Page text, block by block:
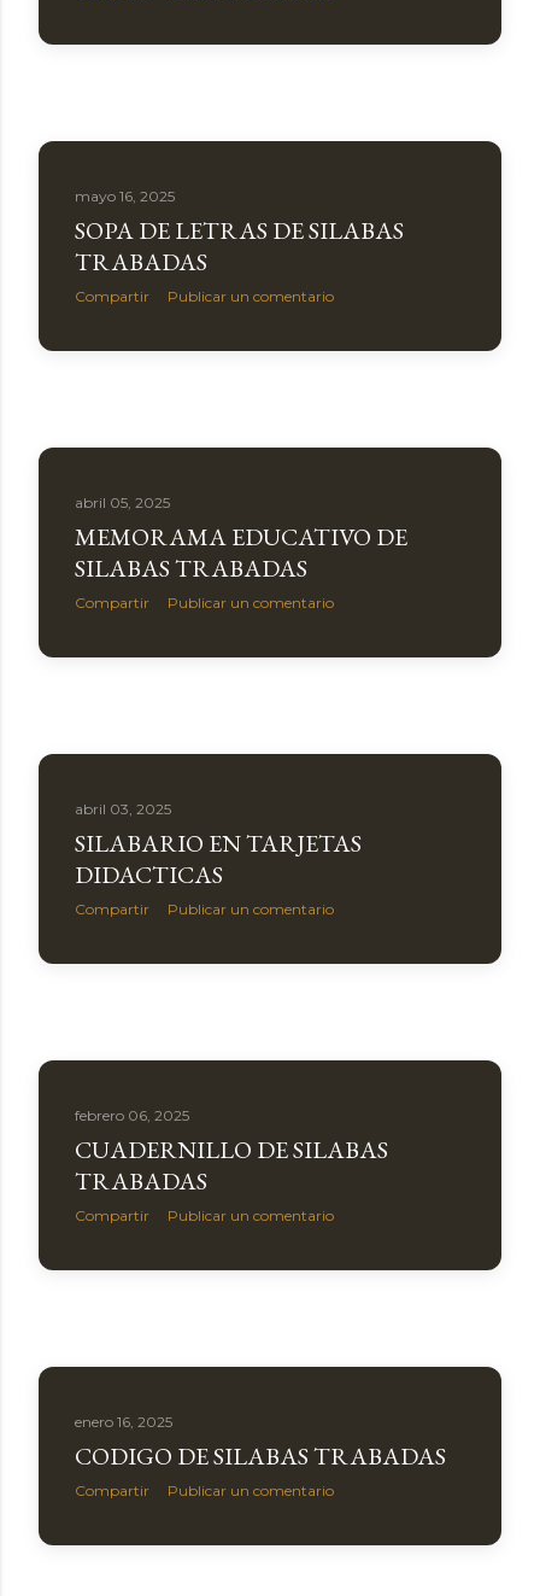
mayo 16, 2025
SOPA DE LETRAS DE SILABAS
TRABADAS
Compartir Publicar un comentario
abril 05, 2025
MEMORAMA EDUCATIVO DE
SILABAS TRABADAS
Compartir Publicar un comentario
abril 03, 2025
SILABARIO EN TARJETAS
DIDACTICAS
Compartir Publicar un comentario
febrero 06, 2025
CUADERNILLO DE SILABAS
TRABADAS
Compartir Publicar un comentario
enero 16, 2025
CODIGO DE SILABAS TRABADAS
Compartir Publicar un comentario